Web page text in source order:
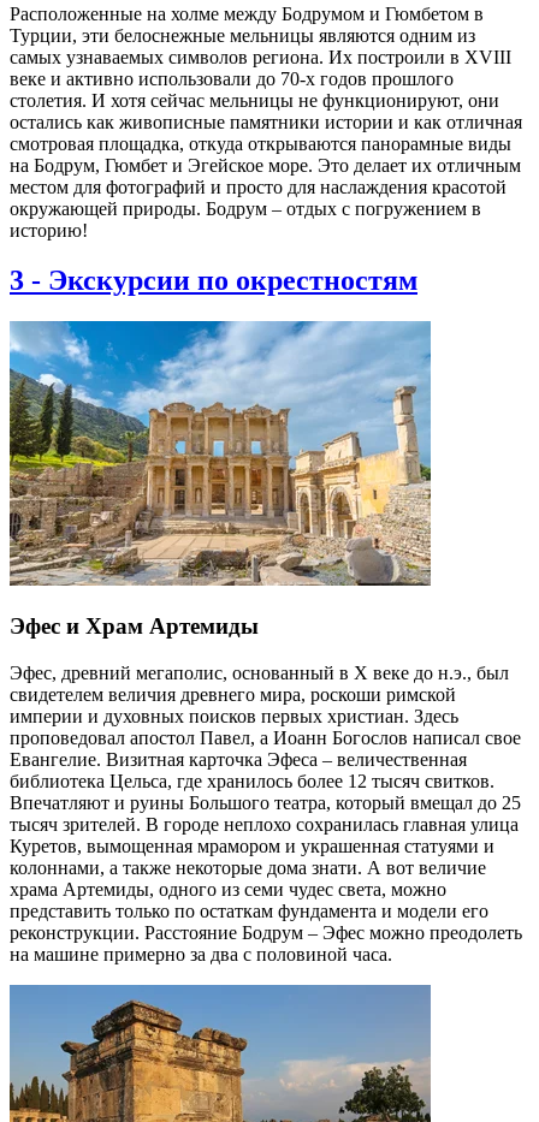
Расположенные на холме между Бодрумом и Гюмбетом в
Турции, эти белоснежные мельницы являются одним из
самых узнаваемых символов региона. Их построили в XVIII
веке и активно использовали до 70-х годов прошлого
столетия. И хотя сейчас мельницы не функционируют, они
остались как живописные памятники истории и как отличная
смотровая площадка, откуда открываются панорамные виды
на Бодрум, Гюмбет и Эгейское море. Это делает их отличным
местом для фотографий и просто для наслаждения красотой
окружающей природы. Бодрум – отдых с погружением в
историю!
3 - Экскурсии по окрестностям
Эфес и Храм Артемиды
Эфес, древний мегаполис, основанный в X веке до н.э., был
свидетелем величия древнего мира, роскоши римской
империи и духовных поисков первых христиан. Здесь
проповедовал апостол Павел, а Иоанн Богослов написал свое
Евангелие. Визитная карточка Эфеса – величественная
библиотека Цельса, где хранилось более 12 тысяч свитков.
Впечатляют и руины Большого театра, который вмещал до 25
тысяч зрителей. В городе неплохо сохранилась главная улица
Куретов, вымощенная мрамором и украшенная статуями и
колоннами, а также некоторые дома знати. А вот величие
храма Артемиды, одного из семи чудес света, можно
представить только по остаткам фундамента и модели его
реконструкции. Расстояние Бодрум – Эфес можно преодолеть
на машине примерно за два с половиной часа.